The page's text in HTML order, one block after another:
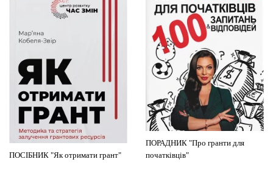
ПОРАДНИК "Про гранти для
початківців"
ПОСІБНИК "Як отримати грант"